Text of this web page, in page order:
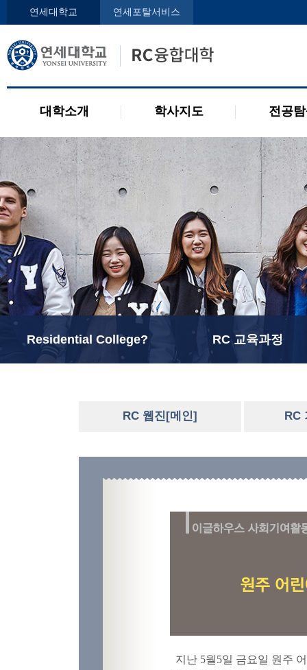
연세대학교 연세포탈서비스
대학소개 학사지도 전공
인사말
오시는 길
학사지도사
Residential College? RC 교육과정
RC 웹진[메인] RC
지난 5월5일 금요일 원주